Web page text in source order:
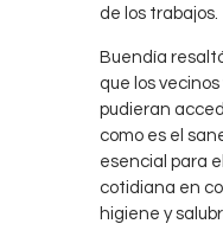
de los trabajos.
Buendía
que los
pudieran
como es el
esencial para
cotidiana en
higiene y